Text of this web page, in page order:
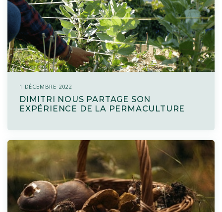
1 DÉCEMBRE 2022
DIMITRI NOUS PARTAGE SON
EXPÉRIENCE DE LA PERMACULTURE